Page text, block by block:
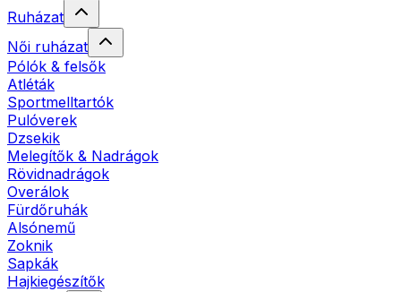
Ruházat
Női ruházat
Pólók & felsők
Atléták
Sportmelltartók
Pulóverek
Dzsekik
Melegítők & Nadrágok
Rövidnadrágok
Overálok
Fürdőruhák
Alsónemű
Zoknik
Sapkák
Hajkiegészítők